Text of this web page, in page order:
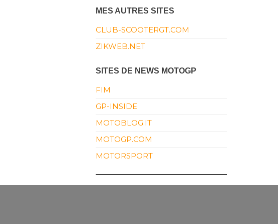
MES AUTRES SITES
CLUB-SCOOTERGT.COM
ZIKWEB.NET
SITES DE NEWS MOTOGP
FIM
GP-INSIDE
MOTOBLOG.IT
MOTOGP.COM
MOTORSPORT